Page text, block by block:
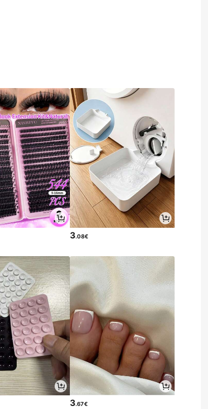
3.08€
3.67€